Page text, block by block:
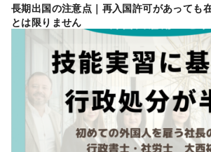
長期出国の注意点｜再入国許可があっても
とは限りません